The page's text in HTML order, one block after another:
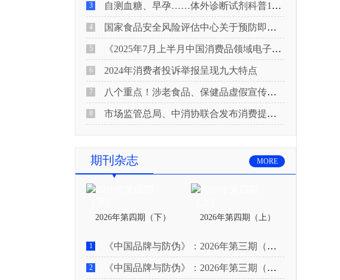
3 自测血糖、早孕……体外诊断试剂科普10问来了！建议收藏
4 国家食品安全风险评估中心关于预防即食真空包装肉制品肉毒中毒的风险提示
5 《2025年7月上半月中国消费品领域电子电器行业产品质量投诉分析报告》
6 2024年消费者投诉举报呈现九大特点
7 八个重点！涉老食品、保健品虚假宣传识别技巧
8 市场监管总局、中消协联合发布消费提示：关注检测报告：果蔬安全的“通行证”
期刊杂志 MORE
2026年第四期（下） 2026年第四期（上）
1 《中国品牌与防伪》：2026年第三期（下）
2 《中国品牌与防伪》：2026年第三期（上）